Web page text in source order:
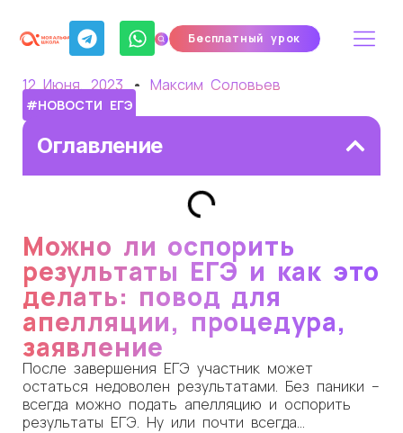
Бесплатный урок
12 Июня, 2023 Максим Соловьев
#НОВОСТИ ЕГЭ
Оглавление
Можно ли оспорить
результаты ЕГЭ и как это
делать: повод для
апелляции, процедура,
заявление
После завершения ЕГЭ участник может
остаться недоволен результатами. Без паники –
всегда можно подать апелляцию и оспорить
результаты ЕГЭ. Ну или почти всегда…